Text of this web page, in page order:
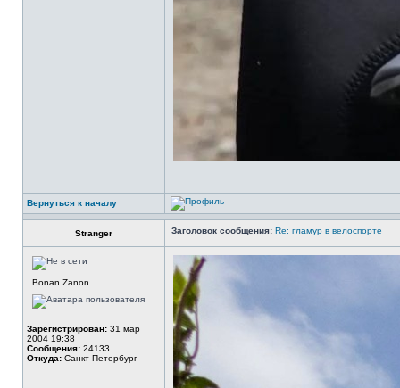
Вернуться к началу
Stranger Заголовок сообщения: Re: гламур в велоспорте
Bonan Zanon
Зарегистрирован: 31 мар
2004 19:38
Сообщения: 24133
Откуда: Санкт-Петербург